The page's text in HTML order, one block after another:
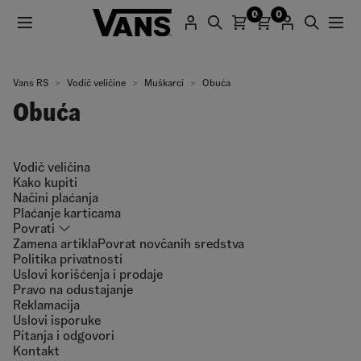
0 0
Vans RS Vodič veličine Muškarci Obuća
Obuća
Vodič veličina
Kako kupiti
Načini plaćanja
Plaćanje karticama
Povrati
Zamena artiklaPovrat novčanih sredstva
Politika privatnosti
Uslovi korišćenja i prodaje
Pravo na odustajanje
Reklamacija
Uslovi isporuke
Pitanja i odgovori
Kontakt